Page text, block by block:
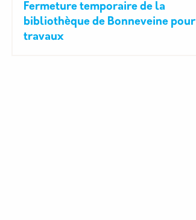
Fermeture temporaire de la
bibliothèque de Bonneveine pour
travaux